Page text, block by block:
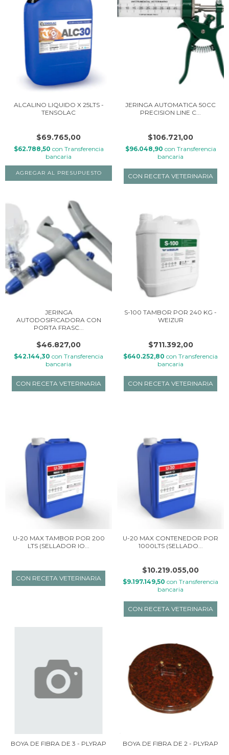
ALCALINO LIQUIDO X 25LTS -
TENSOLAC
$69.765,00
$62.788,50 con Transferencia
bancaria
JERINGA AUTOMATICA 50CC
PRECISION LINE C...
$106.721,00
$96.048,90 con Transferencia
bancaria
JERINGA
AUTODOSIFICADORA CON
PORTA FRASC...
$46.827,00
$42.144,30 con Transferencia
bancaria
S-100 TAMBOR POR 240 KG -
WEIZUR
$711.392,00
$640.252,80 con Transferencia
bancaria
U-20 MAX TAMBOR POR 200
LTS (SELLADOR IO...
U-20 MAX CONTENEDOR POR
1000LTS (SELLADO...
$10.219.055,00
$9.197.149,50 con Transferencia
bancaria
BOYA DE FIBRA DE 3 - PLYRAP BOYA DE FIBRA DE 2 - PLYRAP